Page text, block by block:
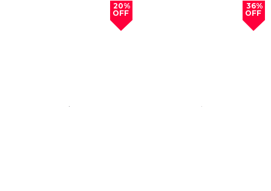
20%
OFF
36%
OFF